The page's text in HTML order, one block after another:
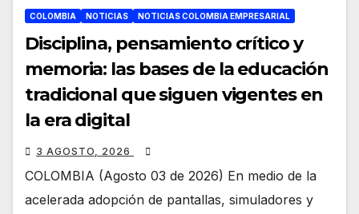
COLOMBIA NOTICIAS NOTICIAS COLOMBIA EMPRESARIAL
Disciplina, pensamiento crítico y
memoria: las bases de la educación
tradicional que siguen vigentes en
la era digital
3 AGOSTO, 2026
COLOMBIA (Agosto 03 de 2026) En medio de la
acelerada adopción de pantallas, simuladores y